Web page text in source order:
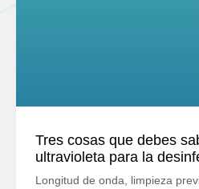
Tres cosas que debes
ultravioleta para la
Longitud de onda, limpieza